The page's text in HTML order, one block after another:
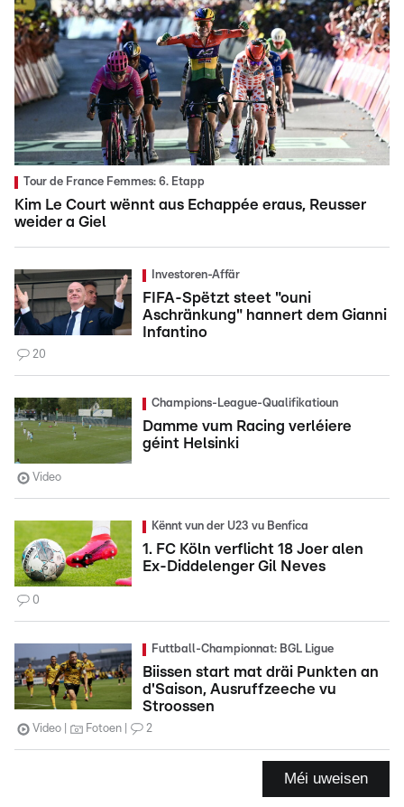
Tour de France Femmes: 6. Etapp
Kim Le Court wënnt aus Echappée eraus, Reusser
weider a Giel
Investoren-Affär
FIFA-Spëtzt steet "ouni
Aschränkung" hannert dem Gianni
Infantino
20
Champions-League-Qualifikatioun
Damme vum Racing verléiere
géint Helsinki
Video
Kënnt vun der U23 vu Benfica
1. FC Köln verflicht 18 Joer alen
Ex-Diddelenger Gil Neves
0
Futtball-Championnat: BGL Ligue
Biissen start mat dräi Punkten an
d'Saison, Ausruffzeeche vu
Stroossen
Video Fotoen 2
Méi uweisen